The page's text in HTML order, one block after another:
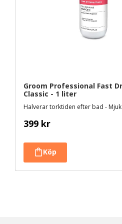
Groom Professional Fast
Classic - 1 liter
399 kr